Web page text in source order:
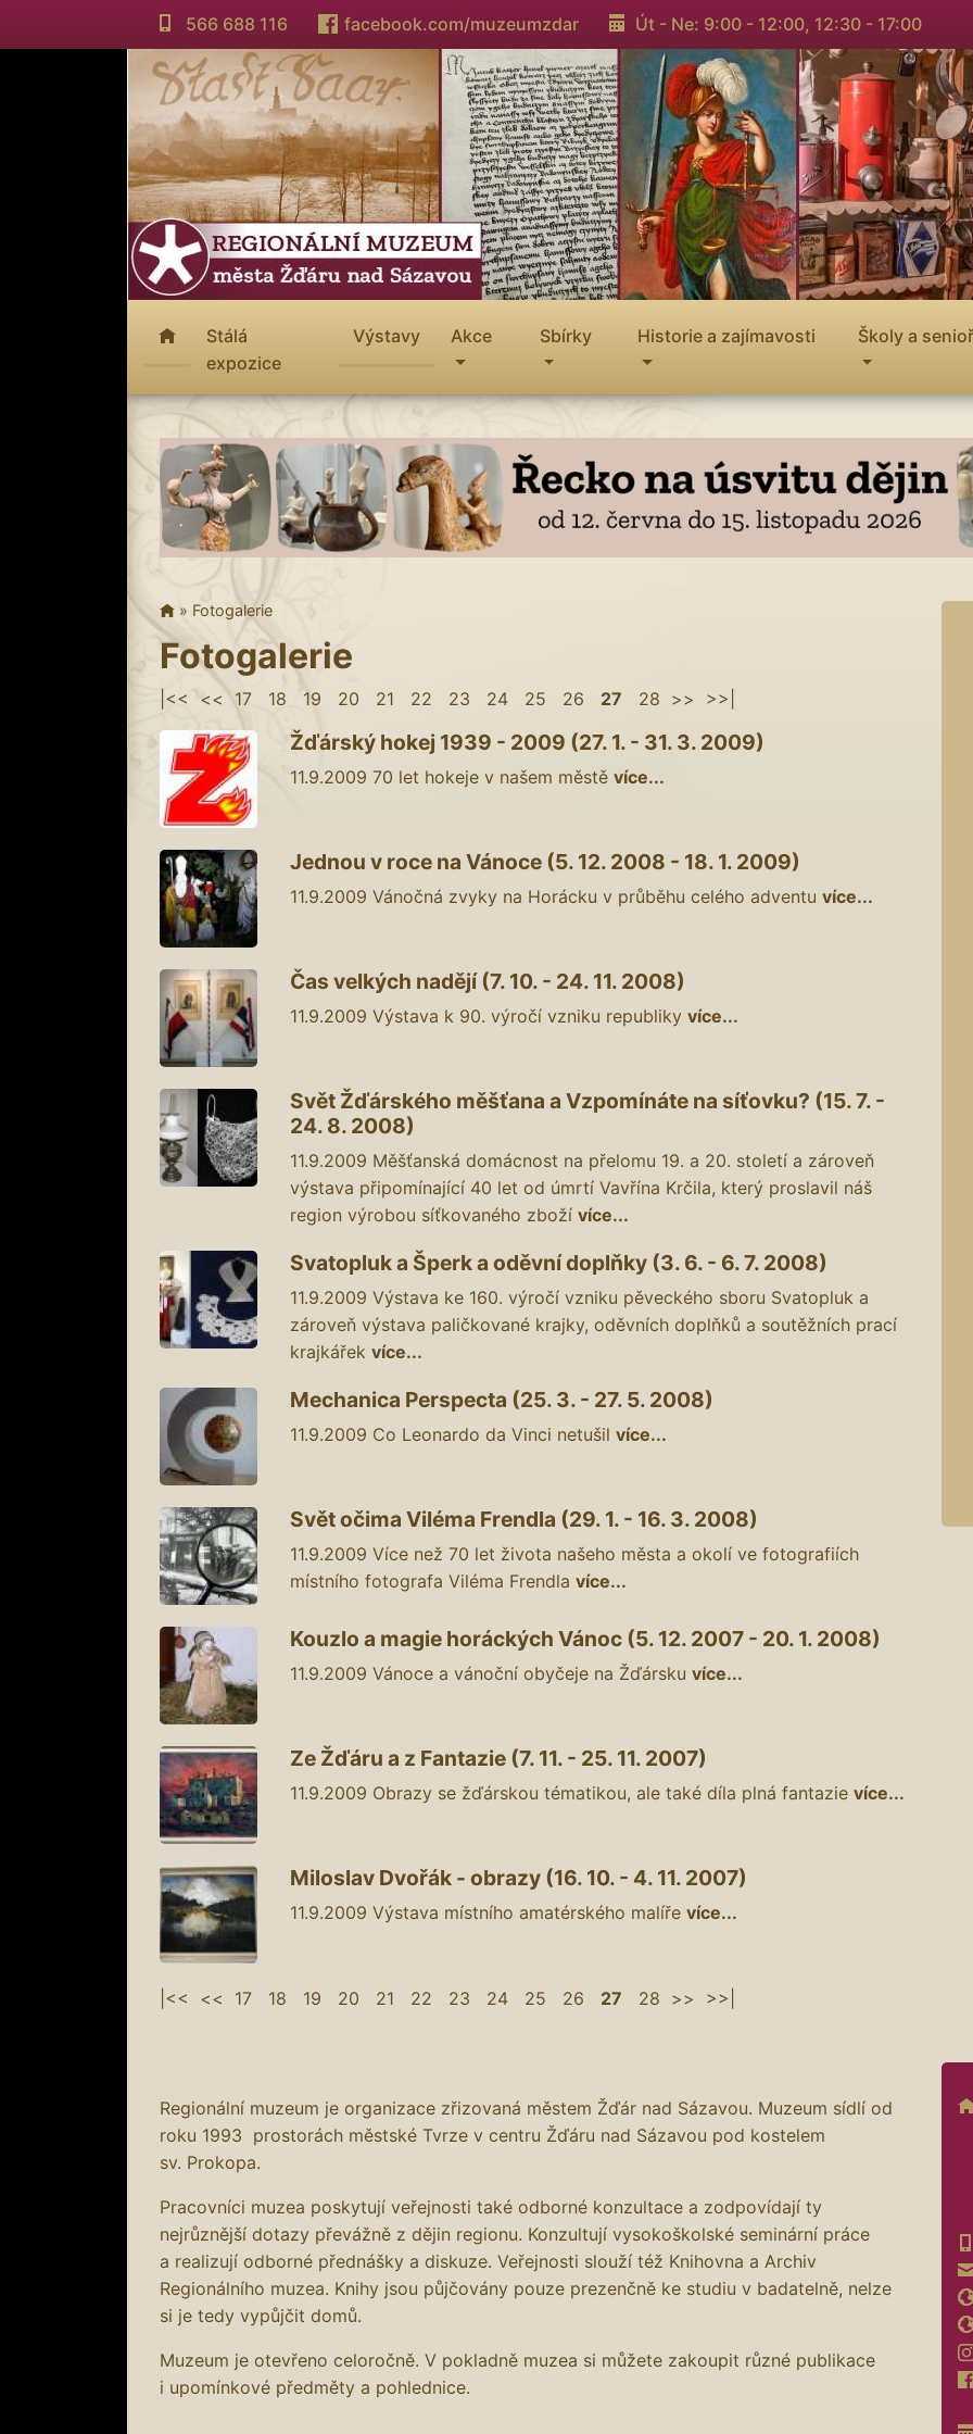
566 688 116 facebook.com/muzeumzdar Út - Ne: 9:00 - 12:00, 12:30 - 17:00
Stálá
expozice
Výstavy Akce Sbírky Historie a zajímavosti Školy a
» Fotogalerie
Fotogalerie
|<< << 17 18 19 20 21 22 23 24 25 26 27 28 >> >>|
Žďárský hokej 1939 - 2009 (27. 1. - 31. 3. 2009)
11.9.2009 70 let hokeje v našem městě více...
Jednou v roce na Vánoce (5. 12. 2008 - 18. 1. 2009)
11.9.2009 Vánočná zvyky na Horácku v průběhu celého adventu více...
Čas velkých nadějí (7. 10. - 24. 11. 2008)
11.9.2009 Výstava k 90. výročí vzniku republiky více...
Svět Žďárského měšťana a Vzpomínáte na síťovku? (15. 7. -
24. 8. 2008)
11.9.2009 Měšťanská domácnost na přelomu 19. a 20. století a zároveň
výstava připomínající 40 let od úmrtí Vavřína Krčila, který proslavil náš
region výrobou síťkovaného zboží více...
Svatopluk a Šperk a oděvní doplňky (3. 6. - 6. 7. 2008)
11.9.2009 Výstava ke 160. výročí vzniku pěveckého sboru Svatopluk a
zároveň výstava paličkované krajky, oděvních doplňků a soutěžních prací
krajkářek více...
Mechanica Perspecta (25. 3. - 27. 5. 2008)
11.9.2009 Co Leonardo da Vinci netušil více...
Svět očima Viléma Frendla (29. 1. - 16. 3. 2008)
11.9.2009 Více než 70 let života našeho města a okolí ve fotografiích
místního fotografa Viléma Frendla více...
Kouzlo a magie horáckých Vánoc (5. 12. 2007 - 20. 1. 2008)
11.9.2009 Vánoce a vánoční obyčeje na Žďársku více...
Ze Žďáru a z Fantazie (7. 11. - 25. 11. 2007)
11.9.2009 Obrazy se žďárskou tématikou, ale také díla plná fantazie více...
Miloslav Dvořák - obrazy (16. 10. - 4. 11. 2007)
11.9.2009 Výstava místního amatérského malíře více...
|<< << 17 18 19 20 21 22 23 24 25 26 27 28 >> >>|
Regionální muzeum je organizace zřizovaná městem Žďár nad Sázavou. Muzeum sídlí od
roku 1993 prostorách městské Tvrze v centru Žďáru nad Sázavou pod kostelem
sv. Prokopa.
Pracovníci muzea poskytují veřejnosti také odborné konzultace a zodpovídají ty
nejrůznější dotazy převážně z dějin regionu. Konzultují vysokoškolské seminární práce
a realizují odborné přednášky a diskuze. Veřejnosti slouží též Knihovna a Archiv
Regionálního muzea. Knihy jsou půjčovány pouze prezenčně ke studiu v badatelně, nelze
si je tedy vypůjčit domů.
Muzeum je otevřeno celoročně. V pokladně muzea si můžete zakoupit různé publikace
i upomínkové předměty a pohlednice.